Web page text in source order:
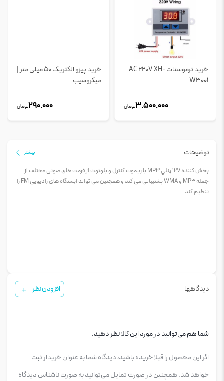
خرید ترموستات AC 220V XH-
W3001
3.500.000تومان
خرید پیزو الکتریک 50 میلی متر |
میکروسیب
290.000تومان
توضیحات بیشتر
پخش کننده 12V پنلي MP3 با ريموت کنترل و بلوتوث از فرمت های صوتی مختلف از
جمله MP3 و WMA پشتیبانی می کند و همچنین می تواند ایستگاه های رادیویی FM را
تنظیم کند.
دیدگاهها افزودن نظر
شما هم می‌توانید در مورد این کالا نظر دهید.
اگر این محصول را قبلا خریده باشید، دیدگاه شما به عنوان خریدار ثبت
خواهد شد. همچنین در صورت تمایل می‌توانید به صورت ناشناس دیدگاه